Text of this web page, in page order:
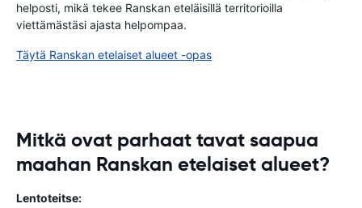
helposti, mikä tekee Ranskan eteläisillä territorioilla
viettämästäsi ajasta helpompaa.
Täytä Ranskan etelaiset alueet -opas
Mitkä ovat parhaat tavat saapua
maahan Ranskan etelaiset alueet?
Lentoteitse: